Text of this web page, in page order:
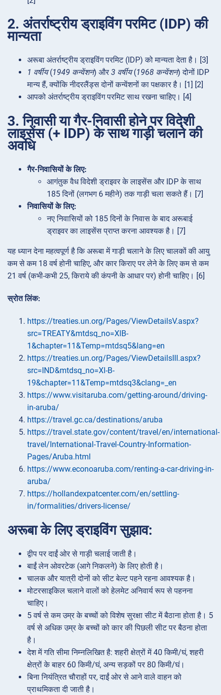
2. अंतर्राष्ट्रीय ड्राइविंग परमिट (IDP) की
मान्यता
अरूबा अंतर्राष्ट्रीय ड्राइविंग परमिट (IDP) को मान्यता देता है। [3]
1 वर्षीय(1949 कन्वेंशन) और 3 वर्षीय(1968 कन्वेंशन) दोनों IDP
मान्य हैं, क्योंकि नीदरलैंड्स दोनों कन्वेंशनों का पक्षकार है। [1] [2]
आपको अंतर्राष्ट्रीय ड्राइविंग परमिट साथ रखना चाहिए। [4]
3. निवासी या गैर-निवासी होने पर विदेशी
लाइसेंस (+ IDP) के साथ गाड़ी चलाने की
अवधि
गैर-निवासियों के लिए:
आगंतुक वैध विदेशी ड्राइवर के लाइसेंस और IDP के साथ
185 दिनों (लगभग 6 महीने) तक गाड़ी चला सकते हैं। [7]
निवासियों के लिए:
नए निवासियों को 185 दिनों के निवास के बाद अरूबाई
ड्राइवर का लाइसेंस प्राप्त करना आवश्यक है। [7]
यह ध्यान देना महत्वपूर्ण है कि अरूबा में गाड़ी चलाने के लिए चालकों की आयु
कम से कम 18 वर्ष होनी चाहिए, और कार किराए पर लेने के लिए कम से कम
21 वर्ष (कभी-कभी 25, किराये की कंपनी के आधार पर) होनी चाहिए। [6]
स्रोत लिंक:
https://treaties.un.org/Pages/ViewDetailsV.aspx?
src=TREATY&mtdsq_no=XlB-
1&chapter=11&Temp=mtdsq5&lang=en
https://treaties.un.org/Pages/ViewDetailsIII.aspx?
src=IND&mtdsq_no=Xl-B-
19&chapter=11&Temp=mtdsq3&clang=_en
https://www.visitaruba.com/getting-around/driving-
in-aruba/
https://travel.gc.ca/destinations/aruba
https://travel.state.gov/content/travel/en/international-
travel/International-Travel-Country-Information-
Pages/Aruba.html
https://www.econoaruba.com/renting-a-car-driving-in-
aruba/
https://hollandexpatcenter.com/en/settling-
in/formalities/drivers-license/
अरूबा के लिए ड्राइविंग सुझाव:
द्वीप पर दाईं ओर से गाड़ी चलाई जाती है।
बाईं लेन ओवरटेक (आगे निकलने) के लिए होती है।
चालक और यात्री दोनों को सीट बेल्ट पहने रहना आवश्यक है।
मोटरसाइकिल चलाने वालों को हेलमेट अनिवार्य रूप से पहनना
चाहिए।
5 वर्ष से कम उम्र के बच्चों को विशेष सुरक्षा सीट में बैठाना होता है। 5
वर्ष से अधिक उम्र के बच्चों को कार की पिछली सीट पर बैठना होता
है।
देश में गति सीमा निम्नलिखित है: शहरी क्षेत्रों में 40 किमी/घं, शहरी
क्षेत्रों के बाहर 60 किमी/घं, अन्य सड़कों पर 80 किमी/घं।
बिना नियंत्रित चौराहों पर, दाईं ओर से आने वाले वाहन को
प्राथमिकता दी जाती है।